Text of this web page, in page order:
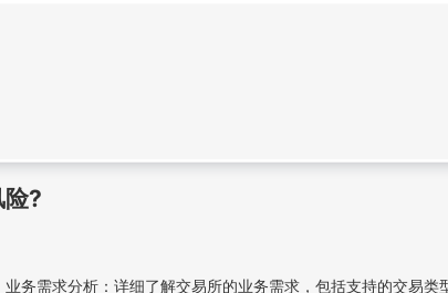
?
务需求分析：详细了解交易所的业务需求，包括支持的交易